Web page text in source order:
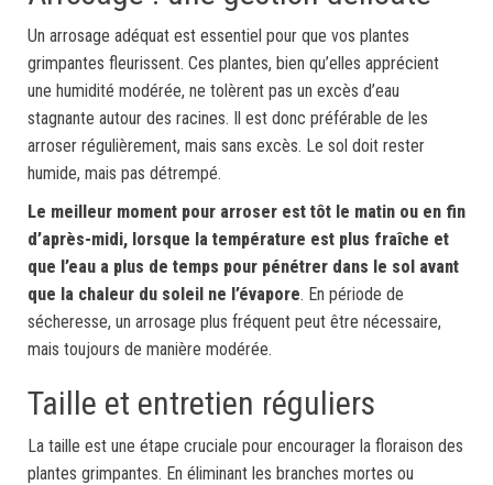
Un arrosage adéquat est essentiel pour que vos plantes
grimpantes fleurissent. Ces plantes, bien qu’elles apprécient
une humidité modérée, ne tolèrent pas un excès d’eau
stagnante autour des racines. Il est donc préférable de les
arroser régulièrement, mais sans excès. Le sol doit rester
humide, mais pas détrempé.
Le meilleur moment pour arroser est tôt le matin ou en fin
d’après-midi, lorsque la température est plus fraîche et
que l’eau a plus de temps pour pénétrer dans le sol avant
que la chaleur du soleil ne l’évapore. En période de
sécheresse, un arrosage plus fréquent peut être nécessaire,
mais toujours de manière modérée.
Taille et entretien réguliers
La taille est une étape cruciale pour encourager la floraison des
plantes grimpantes. En éliminant les branches mortes ou